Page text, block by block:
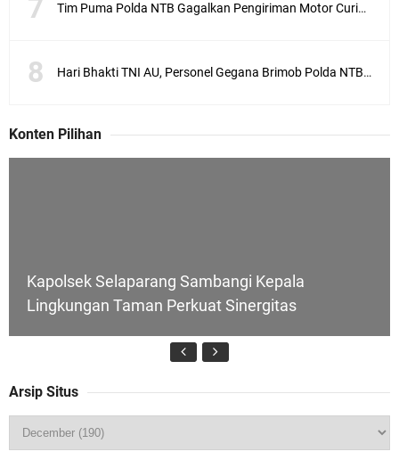
Tim Puma Polda NTB Gagalkan Pengiriman Motor Curian ke Dompu
Hari Bhakti TNI AU, Personel Gegana Brimob Polda NTB Donor Darah
Konten Pilihan
Kapolsek Selaparang Sambangi Kepala
Lingkungan Taman Perkuat Sinergitas
Arsip Situs